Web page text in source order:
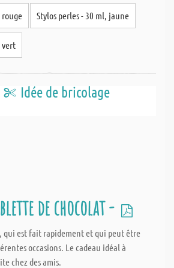
rouge Stylos perles - 30 ml, jaune
vert
Idée de bricolage
de chocolat -
qui est fait rapidement et qui peut être
occasions. Le cadeau idéal à
chez des amis.